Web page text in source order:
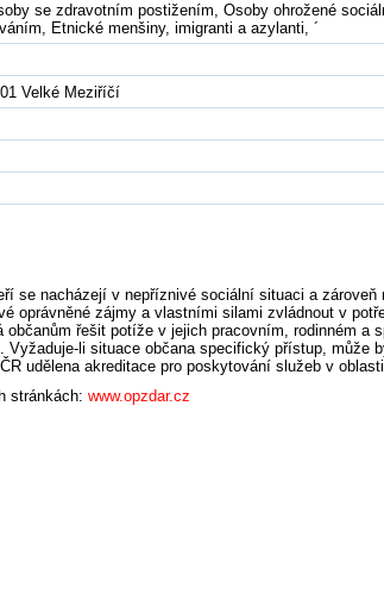
se zdravotním postižením, Osoby ohrožené
Etnické menšiny, imigranti a azylanti, ´
Velké Meziříčí
se nacházejí v nepříznivé sociální situaci a
oprávněné zájmy a vlastními silami zvládnout v
řešit potíže v jejich pracovním, rodinném a
li situace občana specifický přístup, může
udělena akreditace pro poskytování služeb v
stránkách: www.opzdar.cz